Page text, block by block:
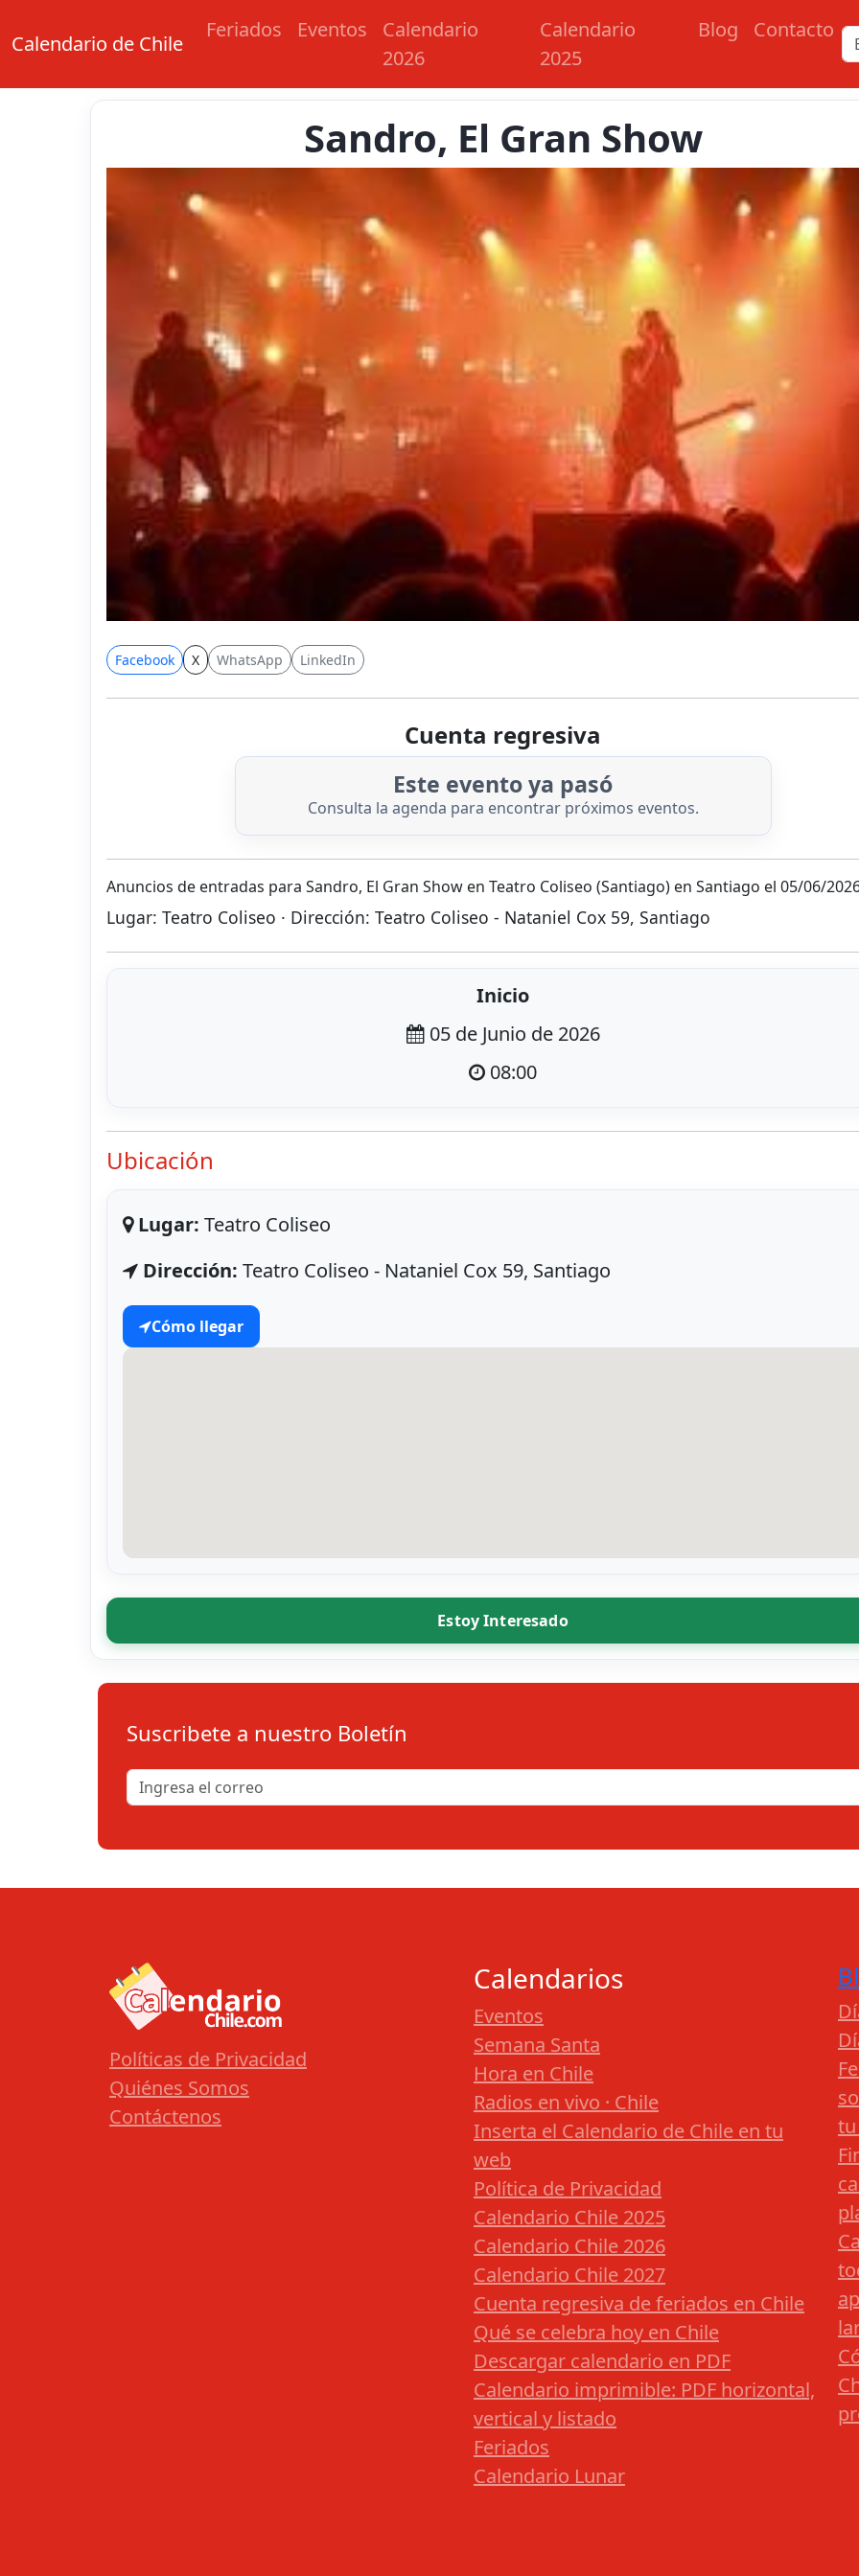
Calendario de Chile
Feriados Eventos
Calendario
2026
Calendario
2025
Blog Contacto
Sandro, El Gran Show
Facebook X WhatsApp LinkedIn
Cuenta regresiva
Este evento ya pasó
Consulta la agenda para encontrar próximos eventos.
Anuncios de entradas para Sandro, El Gran Show en Teatro Coliseo (Santiago) en Santiago el 05/06/
Lugar: Teatro Coliseo · Dirección: Teatro Coliseo - Nataniel Cox 59, Santiago
Inicio
05 de Junio de 2026
08:00
Ubicación
Lugar: Teatro Coliseo
Dirección: Teatro Coliseo - Nataniel Cox 59, Santiago
Cómo llegar
Estoy Interesado
Suscribete a nuestro Boletín
Políticas de Privacidad
Quiénes Somos
Contáctenos
Calendarios
Eventos
Semana Santa
Hora en Chile
Radios en vivo · Chile
Inserta el Calendario de Chile en tu
web
Política de Privacidad
Calendario Chile 2025
Calendario Chile 2026
Calendario Chile 2027
Cuenta regresiva de feriados en Chile
Qué se celebra hoy en Chile
Descargar calendario en PDF
Calendario imprimible: PDF horizontal,
vertical y listado
Feriados
Calendario Lunar